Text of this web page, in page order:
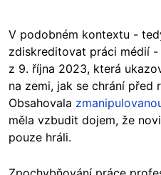
V podobném kontextu -
zdiskreditovat práci médií
z 9. října 2023, která
na zemi, jak se chrání před
Obsahovala
měla vzbudit dojem, že
pouze hráli.